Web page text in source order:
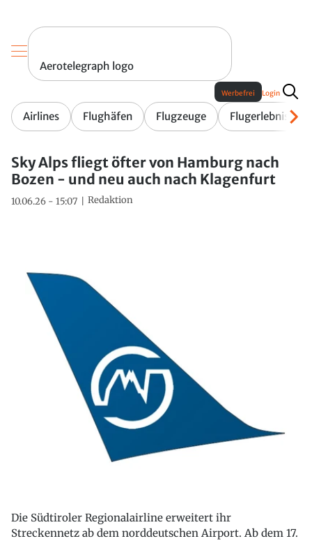
Aerotelegraph logo
Airlines Flughäfen Flugzeuge Flugerlebnis
Werbefrei Login
Sky Alps fliegt öfter von Hamburg nach
Bozen - und neu auch nach Klagenfurt
10.06.26 - 15:07 Redaktion
Die Südtiroler Regionalairline erweitert ihr
Streckennetz ab dem norddeutschen Airport. Ab dem 17.